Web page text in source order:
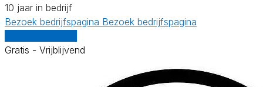
10 jaar in bedrijf
Bezoek bedrijfspagina Bezoek bedrijfspagina
Gratis - Vrijblijvend